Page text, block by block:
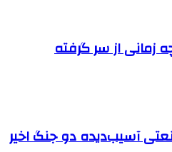
زمانی از سر گرفته
صنعتی آسیب‌دیده دو جنگ اخیر